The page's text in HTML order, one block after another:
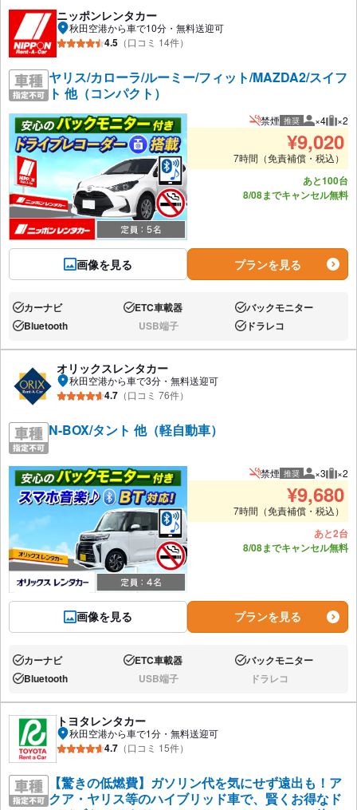
ニッポンレンタカー
秋田空港から車で10分・無料送迎可
4.5 （口コミ 14件）
ヤリス/カローラ/ルーミー/フィット/MAZDA2/スイフ
ト 他（コンパクト）
画像を見る
禁煙 推奨 推奨人数
×4 推
×2
¥9,020
7時間（免責補償・税込）
あと100台
8/08までキャンセル無料
プランを見る
あり:カーナビ あり:ETC車載器 あり:バックモニター
あり:Bluetooth なし:USB端子 あり:ドラレコ
オリックスレンタカー
秋田空港から車で3分・無料送迎可
4.7 （口コミ 76件）
N-BOX/タント 他（軽自動車）
画像を見る
禁煙 推奨 推奨人数
×3 推
×2
¥9,680
7時間（免責補償・税込）
あと2台
8/08までキャンセル無料
プランを見る
あり:カーナビ あり:ETC車載器 あり:バックモニター
あり:Bluetooth なし:USB端子 なし:ドラレコ
トヨタレンタカー
秋田空港から車で1分・無料送迎可
4.7 （口コミ 15件）
【驚きの低燃費】ガソリン代を気にせず遠出も！ア
クア・ヤリス等のハイブリッド車で、賢くお得なド